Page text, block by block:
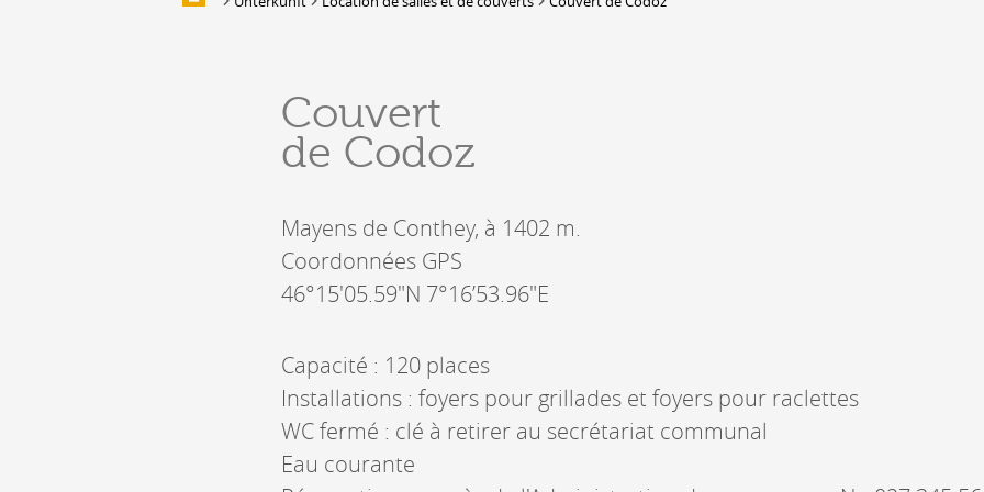
Multimedia
Unterbringung
Location de salles et de couverts
Caveaux de dégustation
Couvert
de Codoz
Mayens de Conthey, à 1402 m.
Coordonnées GPS
46°15'05.59"N 7°16’53.96"E
Capacité : 120 places
Installations : foyers pour grillades et foyers pour raclettes
WC fermé : clé à retirer au secrétariat communal
Eau courante